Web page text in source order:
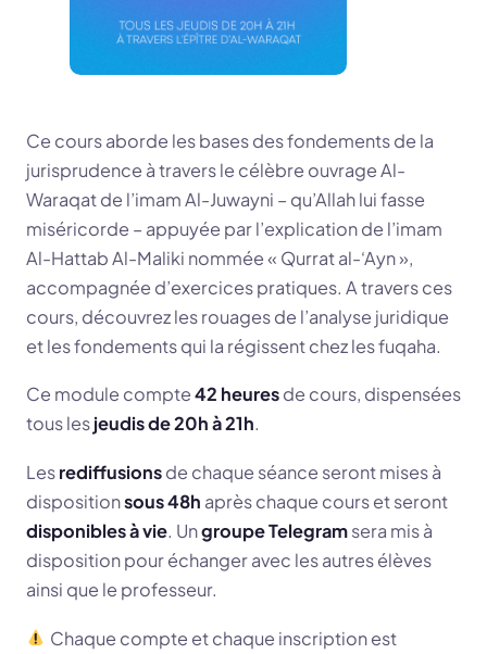
Ce cours aborde les bases des fondements de la
jurisprudence à travers le célèbre ouvrage Al-
Waraqat de l’imam Al-Juwayni – qu’Allah lui fasse
miséricorde – appuyée par l’explication de l’imam
Al-Hattab Al-Maliki nommée « Qurrat al-‘Ayn »,
accompagnée d’exercices pratiques. A travers ces
cours, découvrez les rouages de l’analyse juridique
et les fondements qui la régissent chez les fuqaha.
Ce module compte42 heuresde cours, dispensées
tous lesjeudis de 20h à 21h.
Lesrediffusionsde chaque séance seront mises à
dispositionsous 48h après chaque cours et seront
disponibles à vie. Ungroupe Telegramsera mis à
disposition pour échanger avec les autres élèves
ainsi que le professeur.
Chaque compte et chaque inscription est